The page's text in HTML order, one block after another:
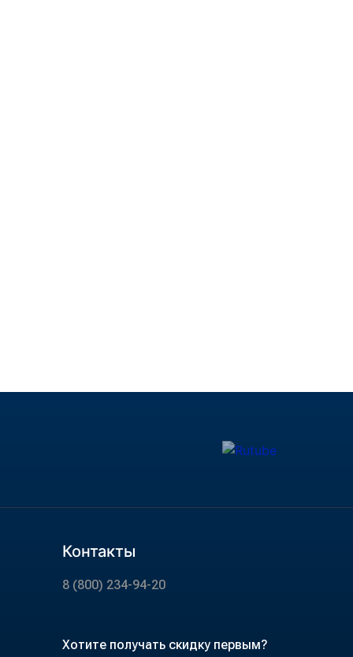
Контакты
8 (800) 234-94-20
Хотите получать скидку первым?